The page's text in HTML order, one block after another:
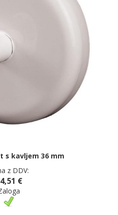
s kavljem 36 mm
z DDV:
€